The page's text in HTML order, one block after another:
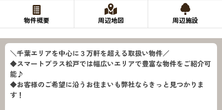
物件概要 周辺地図 周辺施設
＼千葉エリアを中心に３万軒を超える取扱い物件／
◆スマートプラス松戸では幅広いエリアで豊富な物件をご紹介可
能♪
◆お客様のご希望に沿うお住まいも弊社ならきっと見つかりま
す！